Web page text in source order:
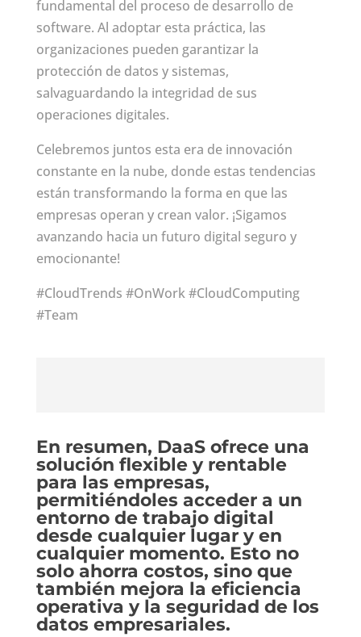
fundamental del proceso de desarrollo de
software. Al adoptar esta práctica, las
organizaciones pueden garantizar la
protección de datos y sistemas,
salvaguardando la integridad de sus
operaciones digitales.
Celebremos juntos esta era de innovación
constante en la nube, donde estas tendencias
están transformando la forma en que las
empresas operan y crean valor. ¡Sigamos
avanzando hacia un futuro digital seguro y
emocionante!
#CloudTrends #OnWork #CloudComputing
#Team
En resumen, DaaS ofrece una
solución flexible y rentable
para las empresas,
permitiéndoles acceder a un
entorno de trabajo digital
desde cualquier lugar y en
cualquier momento. Esto no
solo ahorra costos, sino que
también mejora la eficiencia
operativa y la seguridad de los
datos empresariales.